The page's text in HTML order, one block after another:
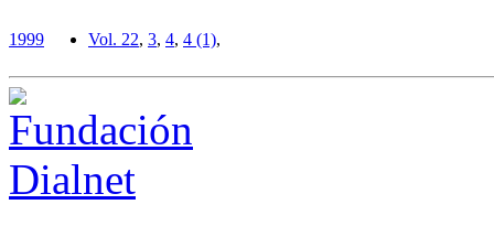
1999 Vol. 22, 3, 4, 4 (1),